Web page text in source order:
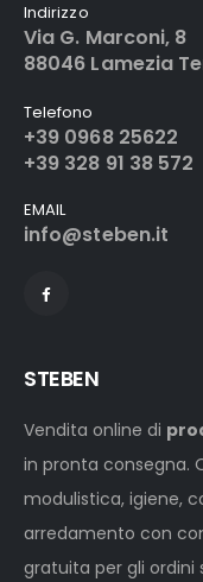
Indirizzo
Via G. Marconi, 8
88046 Lamezia
Telefono
+39 0968 25622
+39 328 91 38 572
EMAIL
info@steben.it
STEBEN
Vendita online di
in pronta consegna.
modulistica, igiene,
arredamento con
gratuita per gli ordini